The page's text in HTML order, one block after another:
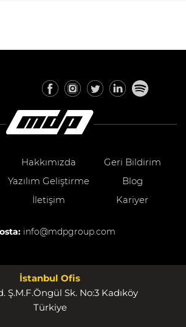
Hakkımızda
Geri Bildirim
Yazılım Geliştirme
Blog
İletişim Kariyer
info@mdpgroup.com
İstanbul Ofis
Ş.M.F.Öngül Sk. No:3 Kadıköy
Türkiye